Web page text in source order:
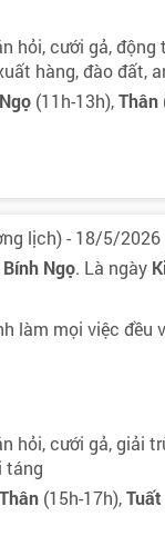
hỏi, cưới gả, động
hàng, đào đất,
Ngọ (11h-13h),Thân
lịch) - 18/5/
Bính Ngọ. Là ngày
làm mọi việc đều
hỏi, cưới gả, giải
táng
Thân (15h-17h),Tuất